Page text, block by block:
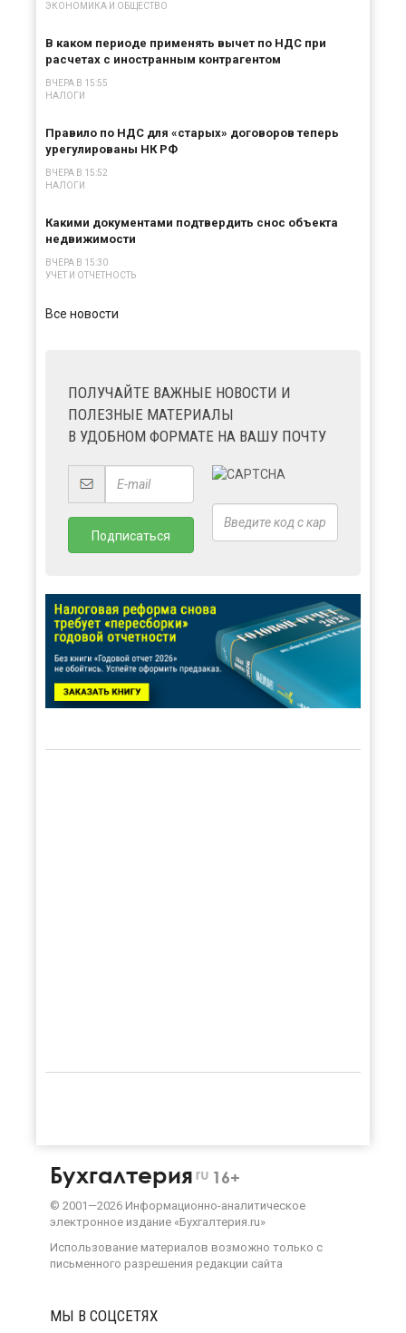
ЭКОНОМИКА И ОБЩЕСТВО
В каком периоде применять вычет по НДС при
расчетах с иностранным контрагентом
ВЧЕРА В 15:55
НАЛОГИ
Правило по НДС для «старых» договоров теперь
урегулированы НК РФ
ВЧЕРА В 15:52
НАЛОГИ
Какими документами подтвердить снос объекта
недвижимости
ВЧЕРА В 15:30
УЧЕТ И ОТЧЕТНОСТЬ
Все новости
ПОЛУЧАЙТЕ ВАЖНЫЕ НОВОСТИ И
ПОЛЕЗНЫЕ МАТЕРИАЛЫ
В УДОБНОМ ФОРМАТЕ НА ВАШУ ПОЧТУ
Бухгалтерия ru 16+
© 2001—2026 Информационно-аналитическое
электронное издание «Бухгалтерия.ru»
Использование материалов возможно только с
письменного разрешения редакции сайта
МЫ В СОЦСЕТЯХ